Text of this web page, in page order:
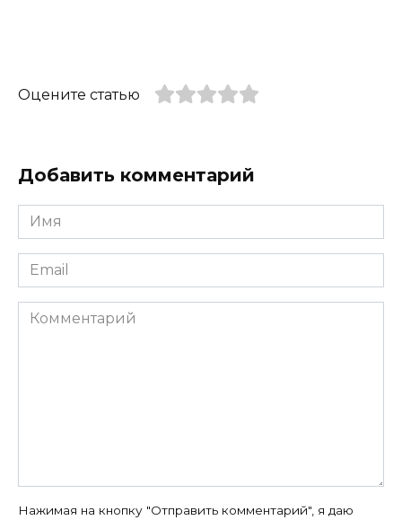
Оцените статью
Добавить комментарий
Имя
*
Email
*
Комментарий
Нажимая на кнопку "Отправить комментарий", я даю